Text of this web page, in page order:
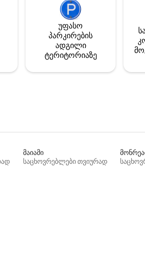
უფასო
პარკირების
ადგილი
ტერიტორიაზე
მაიამი
საცხოვრებლები თვიურად